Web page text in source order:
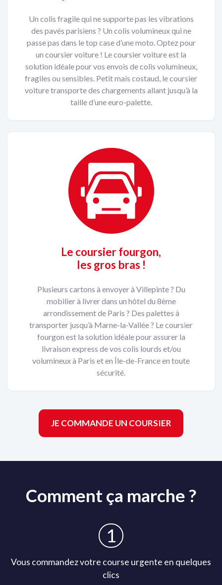
Un colis fragile qui ne supporte pas les vibrations
des pavés parisiens ? Un colis volumineux qui ne
passe pas dans le top case d’une moto. Optez pour
un coursier voiture ! Le coursier voiture est la
solution idéale pour vos envois de colis volumineux,
fragiles ou sensibles. Petit mais costaud, le coursier
voiture transporte des chargements allant jusqu’à la
taille d’une euro-palette.
Le coursier fourgon,
les gros bras !
Plusieurs cartons à envoyer à Villepinte ? Du
mobilier à livrer dans un hôtel du 8ème
arrondissement de Paris ? Des palettes à
transporter jusqu’à Marne-la-Vallée ? Le coursier
fourgon est la solution idéale pour assurer la
livraison express de vos colis lourds et/ou
volumineux à Paris et en Île-de-France en toute
sécurité.
JE COMMANDE UN COURSIER
Comment ça marche ?
Vous commandez votre course urgente en quelques
clics